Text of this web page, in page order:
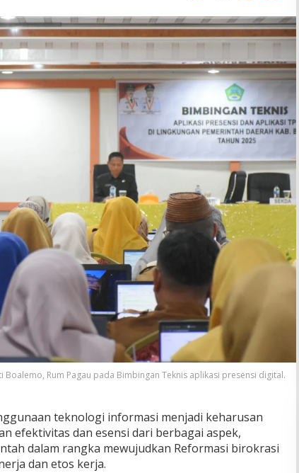
Boalemo, Rum Pagau pada Bimbingan Teknis aplikasi presensi digital.
teknologi informasi menjadi keharusan
efektivitas dan esensi dari berbagai aspek,
dalam rangka mewujudkan Reformasi birokrasi
dan etos kerja.